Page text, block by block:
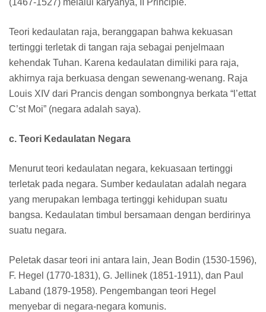
Teori kedaulatan raja, beranggapan bahwa kekuasan
tertinggi terletak di tangan raja sebagai penjelmaan
kehendak Tuhan. Karena kedaulatan dimiliki para raja,
akhirnya raja berkuasa dengan sewenang-wenang. Raja
Louis XIV dari Prancis dengan sombongnya berkata “l’ettat
C’st Moi” (negara adalah saya).
c. Teori Kedaulatan Negara
Menurut teori kedaulatan negara, kekuasaan tertinggi
terletak pada negara. Sumber kedaulatan adalah negara
yang merupakan lembaga tertinggi kehidupan suatu
bangsa. Kedaulatan timbul bersamaan dengan berdirinya
suatu negara.
Peletak dasar teori ini antara lain, Jean Bodin (1530-1596),
F. Hegel (1770-1831), G. Jellinek (1851-1911), dan Paul
Laband (1879-1958). Pengembangan teori Hegel
menyebar di negara-negara komunis.